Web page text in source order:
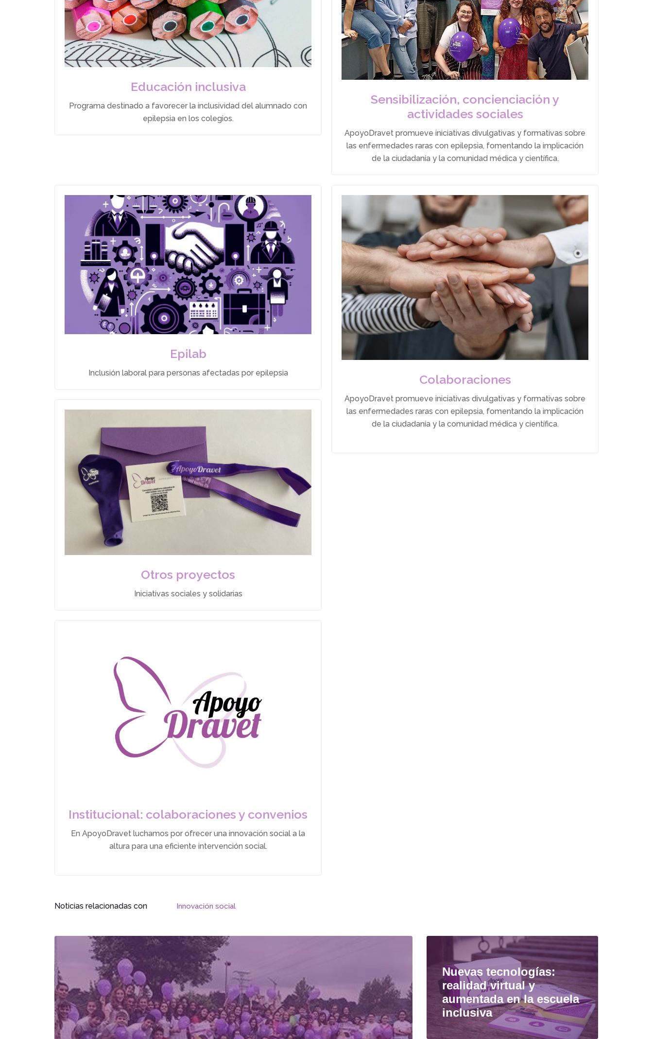
Educación inclusiva
Programa destinado a favorecer la inclusividad del alumnado con
epilepsia en los colegios.
Sensibilización, concienciación y
actividades sociales
ApoyoDravet promueve iniciativas divulgativas y formativas sobre
las enfermedades raras con epilepsia, fomentando la implicación
de la ciudadanía y la comunidad médica y científica.
Epilab
Inclusión laboral para personas afectadas por epilepsia
Otros proyectos
Iniciativas sociales y solidarias
Colaboraciones
ApoyoDravet promueve iniciativas divulgativas y formativas sobre
las enfermedades raras con epilepsia, fomentando la implicación
de la ciudadanía y la comunidad médica y científica.
Institucional: colaboraciones y convenios
En ApoyoDravet luchamos por ofrecer una innovación social a la
altura para una eficiente intervención social.
Noticias relacionadas con Innovación social
Nuevas tecnologías:
realidad virtual y
aumentada en la escuela
inclusiva